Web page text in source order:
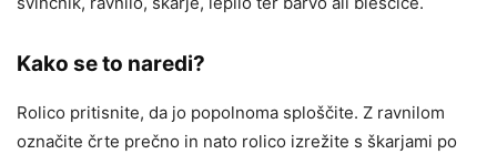
Kako se to naredi?
Rolico pritisnite, da jo popolnoma sploščite. Z ravnilom
označite črte prečno in nato rolico izrežite s škarjami po